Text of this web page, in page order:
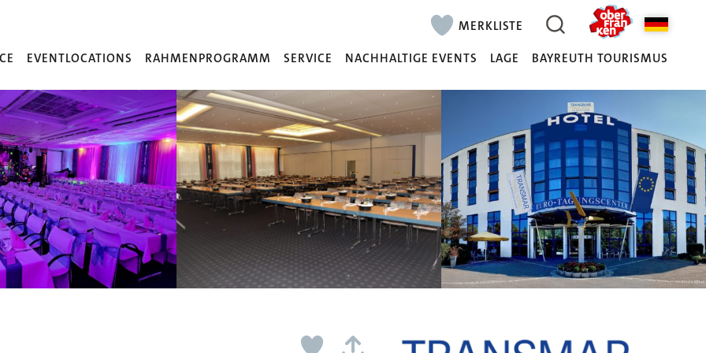
MERKLISTE
EVENTLOCATIONS RAHMENPROGRAMM SERVICE NACHHALTIGE EVENTS LAGE BAYREUTH TOURISMUS